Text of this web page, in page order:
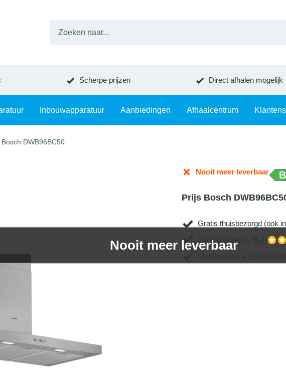
Scherpe prijzen Direct afhalen mogelijk
Inbouwapparatuur Aanbiedingen Afhaalcentrum
Bosch DWB96BC50
Nooit meer leverbaar
Nooit meer leverbaar B
Prijs Bosch
Gratis thuisbezorgd (ook
Klantwaardering 9,2
Klantenservice geopend tot